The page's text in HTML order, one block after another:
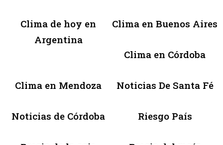
Clima de hoy en
Argentina
Clima en Buenos Aires
Clima en Córdoba
Clima en Mendoza Noticias De Santa Fé
Noticias de Córdoba Riesgo País